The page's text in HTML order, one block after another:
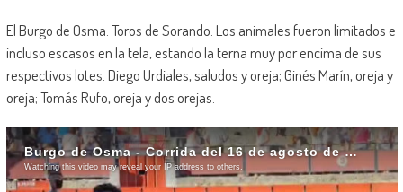
El Burgo de Osma. Toros de Sorando. Los animales fueron limitados e
incluso escasos en la tela, estando la terna muy por encima de sus
respectivos lotes. Diego Urdiales, saludos y oreja; Ginés Marín, oreja y
oreja; Tomás Rufo, oreja y dos orejas.